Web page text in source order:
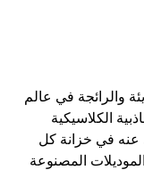
والرائجة في عالم
الكلاسيكية
عنه في خزانة كل
المصنوعة